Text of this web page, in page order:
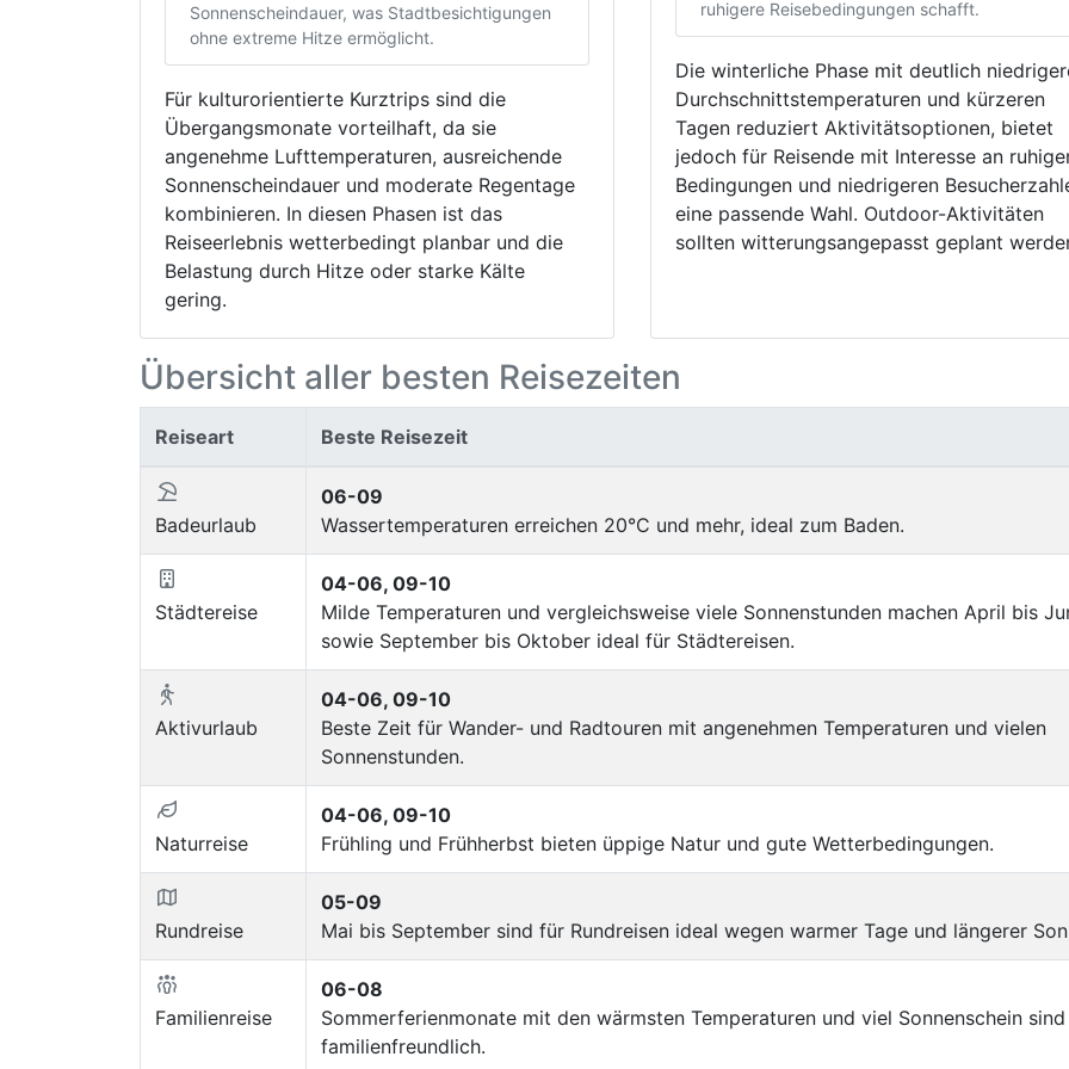
Sonnenscheindauer, was Stadtbesichtigungen
ohne extreme Hitze ermöglicht.
Für kulturorientierte Kurztrips sind die
Übergangsmonate vorteilhaft, da sie
angenehme Lufttemperaturen, ausreichende
Sonnenscheindauer und moderate Regentage
kombinieren. In diesen Phasen ist das
Reiseerlebnis wetterbedingt planbar und die
Belastung durch Hitze oder starke Kälte
gering.
ruhigere Reisebedingungen schafft.
Die winterliche Phase mit deutlich
Durchschnittstemperaturen und kürzeren
Tagen reduziert Aktivitätsoptionen, bietet
jedoch für Reisende mit Interesse an
Bedingungen und niedrigeren
eine passende Wahl. Outdoor-Aktivitäten
sollten witterungsangepasst geplant
Übersicht aller besten Reisezeiten
Reiseart Beste Reisezeit
Badeurlaub
06-09
Wassertemperaturen erreichen 20°C und mehr, ideal zum Baden.
Städtereise
04-06, 09-10
Milde Temperaturen und vergleichsweise viele Sonnenstunden machen April bis
sowie September bis Oktober ideal für Städtereisen.
Aktivurlaub
04-06, 09-10
Beste Zeit für Wander- und Radtouren mit angenehmen Temperaturen und vielen
Sonnenstunden.
Naturreise
04-06, 09-10
Frühling und Frühherbst bieten üppige Natur und gute Wetterbedingungen.
Rundreise
05-09
Mai bis September sind für Rundreisen ideal wegen warmer Tage und längerer
Familienreise
06-08
Sommerferienmonate mit den wärmsten Temperaturen und viel Sonnenschein sind
familienfreundlich.